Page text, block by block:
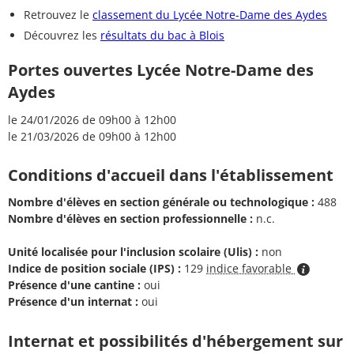
Retrouvez le classement du Lycée Notre-Dame des Aydes
Découvrez les résultats du bac à Blois
Portes ouvertes Lycée Notre-Dame des
Aydes
le 24/01/2026 de 09h00 à 12h00
le 21/03/2026 de 09h00 à 12h00
Conditions d'accueil dans l'établissement
Nombre d'élèves en section générale ou technologique : 488
Nombre d'élèves en section professionnelle : n.c.
Unité localisée pour l'inclusion scolaire (Ulis) : non
Indice de position sociale (IPS) : 129 indice favorable
Présence d'une cantine : oui
Présence d'un internat : oui
Internat et possibilités d'hébergement sur